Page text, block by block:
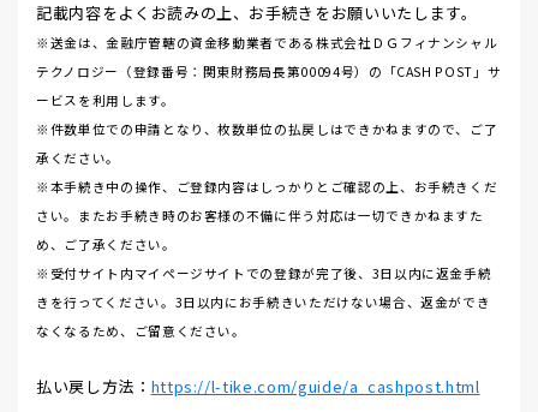
記載内容をよくお読みの上、お手続きをお願いいたします。
※送金は、金融庁管轄の資金移動業者である株式会社ＤＧフィナンシャル
テクノロジー（登録番号：関東財務局長第00094号）の「CASH POST」サ
ービスを利用します。
※件数単位での申請となり、枚数単位の払戻しはできかねますので、ご了
承ください。
※本手続き中の操作、ご登録内容はしっかりとご確認の上、お手続きくだ
さい。またお手続き時のお客様の不備に伴う対応は一切できかねますた
め、ご了承ください。
※受付サイト内マイページサイトでの登録が完了後、3日以内に返金手続
きを行ってください。3日以内にお手続きいただけない場合、返金ができ
なくなるため、ご留意ください。
払い戻し方法： https://l-tike.com/guide/a_cashpost.html